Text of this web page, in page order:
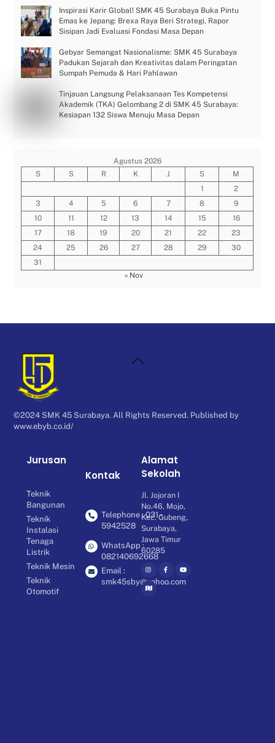
Inspirasi Karir Global! SMK 45 Surabaya Buka Pintu
Emas ke Jepang: Brexa Raya Beri Strategi, Rapor
Sisipan Jadi Evaluasi Fondasi Masa Depan
Gebyar Semangat Nasionalisme: SMK 45 Surabaya
Padukan Sejarah dan Kreativitas dalam Peringatan
Sumpah Pemuda & Hari Pahlawan
Tinjauan Langsung Pelaksanaan Tes Kompetensi
Akademik (TKA) Gelombang 2 di SMK 45 Surabaya:
Kesiapan 132 Siswa Menuju Masa Depan
Agustus 2026
S
S R K J S
M
1
2
3
4 5 6 7 8
9
10
11 12 13 14 15
16
17
18 19 20 21 22
23
24
25 26 27 28 29
30
31
« Nov
Back
To
©2024 SMK 45 Surabaya. All Rights Reserved. Published by
www.ebyb.co.id/
Jurusan
Teknik
Bangunan
Teknik
Instalasi
Tenaga
Listrik
Teknik Mesin
Teknik
Otomotif
Kontak
Telephone : 031 -
5942528
WhatsApp :
082140692668
Email :
smk45sby@yahoo.com
Alamat
Sekolah
Jl. Jojoran I
No.46, Mojo,
Kec. Gubeng,
Surabaya,
Jawa Timur
60285